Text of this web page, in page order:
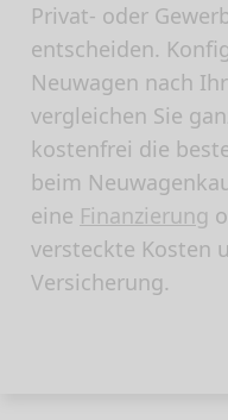
Privat- oder
entscheiden.
Neuwagen nach
vergleichen Sie
kostenfrei die
beim
eine Finanzierung
versteckte Kosten
Versicherung.